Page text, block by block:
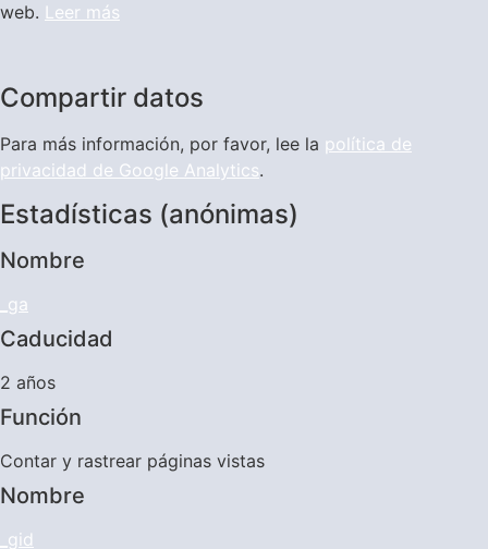
web. Leer más
Compartir datos
Para más información, por favor, lee la política de
privacidad de Google Analytics.
Estadísticas (anónimas)
Nombre
_ga
Caducidad
2 años
Función
Contar y rastrear páginas vistas
Nombre
_gid